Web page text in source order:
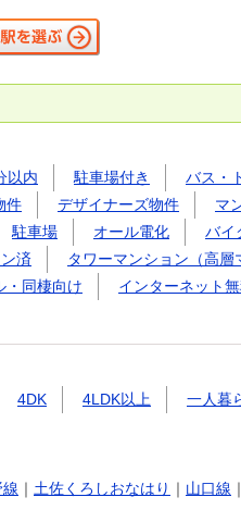
以内 駐車場付き バス・
件 デザイナーズ物件 マ
駐車場 オール電化 バイ
済
タワーマンション（高層
・同棲向け インターネット
4DK 4LDK以上 一人暮
｜ 土佐くろしおなはり ｜ 山口線 ｜